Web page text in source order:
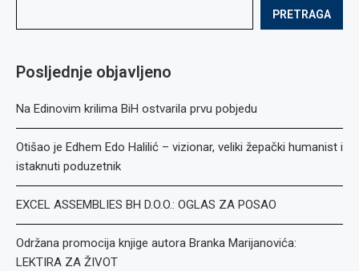
PRETRAGA
Posljednje objavljeno
Na Edinovim krilima BiH ostvarila prvu pobjedu
Otišao je Edhem Edo Halilić – vizionar, veliki žepački humanist i
istaknuti poduzetnik
EXCEL ASSEMBLIES BH D.O.O.: OGLAS ZA POSAO
Održana promocija knjige autora Branka Marijanovića:
LEKTIRA ZA ŽIVOT